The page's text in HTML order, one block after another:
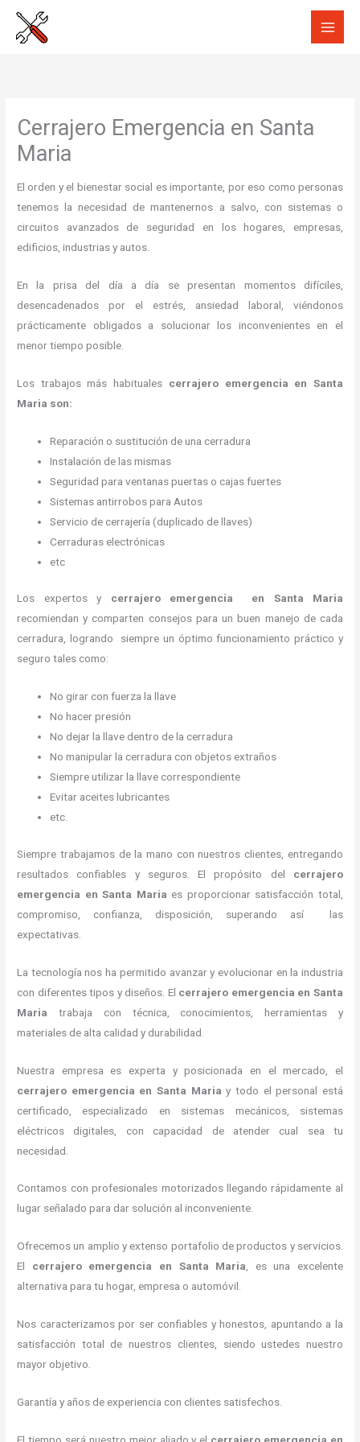
Cerrajero Emergencia en Santa
Maria
El orden y el bienestar social es importante, por eso como personas
tenemos la necesidad de mantenernos a salvo, con sistemas o
circuitos avanzados de seguridad en los hogares, empresas,
edificios, industrias y autos.
En la prisa del día a día se presentan momentos difíciles,
desencadenados por el estrés, ansiedad laboral, viéndonos
prácticamente obligados a solucionar los inconvenientes en el
menor tiempo posible.
Los trabajos más habituales cerrajero emergencia en Santa
Maria son:
Reparación o sustitución de una cerradura
Instalación de las mismas
Seguridad para ventanas puertas o cajas fuertes
Sistemas antirrobos para Autos
Servicio de cerrajería (duplicado de llaves)
Cerraduras electrónicas
etc
Los expertos y cerrajero emergencia
en Santa Maria
recomiendan y comparten consejos para un buen manejo de cada
cerradura, logrando siempre un óptimo funcionamiento práctico y
seguro tales como:
No girar con fuerza la llave
No hacer presión
No dejar la llave dentro de la cerradura
No manipular la cerradura con objetos extraños
Siempre utilizar la llave correspondiente
Evitar aceites lubricantes
etc.
Siempre trabajamos de la mano con nuestros clientes, entregando
resultados confiables y seguros. El propósito del cerrajero
emergencia en Santa Maria es proporcionar satisfacción total,
compromiso, confianza, disposición, superando así las
expectativas.
La tecnología nos ha permitido avanzar y evolucionar en la industria
con diferentes tipos y diseños. El cerrajero emergencia en Santa
Maria trabaja con técnica, conocimientos, herramientas y
materiales de alta calidad y durabilidad.
Nuestra empresa es experta y posicionada en el mercado, el
cerrajero emergencia en Santa Maria y todo el personal está
certificado, especializado en sistemas mecánicos, sistemas
eléctricos digitales, con capacidad de atender cual sea tu
necesidad.
Contamos con profesionales motorizados llegando rápidamente al
lugar señalado para dar solución al inconveniente.
Ofrecemos un amplio y extenso portafolio de productos y servicios.
El cerrajero emergencia en Santa Maria, es una excelente
alternativa para tu hogar, empresa o automóvil.
Nos caracterizamos por ser confiables y honestos, apuntando a la
satisfacción total de nuestros clientes, siendo ustedes nuestro
mayor objetivo.
Garantía y años de experiencia con clientes satisfechos.